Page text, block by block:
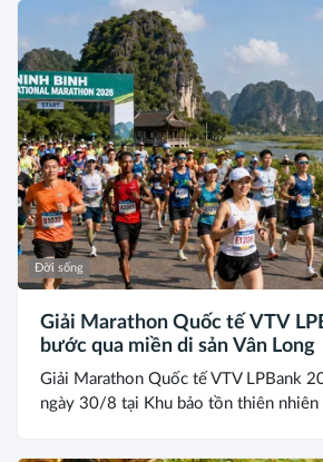
Đời sống
Giải Marathon Quốc tế VTV
bước qua miền di sản Vân Long
Giải Marathon Quốc tế VTV LPBank
ngày 30/8 tại Khu bảo tồn thiên nhiên